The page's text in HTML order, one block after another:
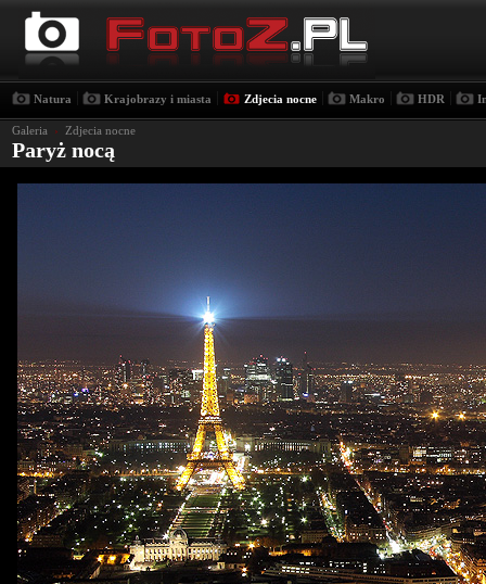
Natura Krajobrazy i miasta Zdjecia nocne Makro HDR
Galeria › Zdjecia nocne
Paryż nocą